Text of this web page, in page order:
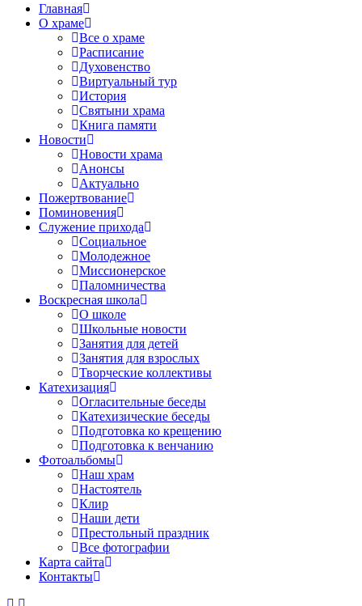
Главная
О храме
Все о храме
Расписание
Духовенство
Виртуальный тур
История
Святыни храма
Книга памяти
Новости
Новости храма
Анонсы
Актуально
Пожертвование
Поминовения
Служение прихода
Социальное
Молодежное
Миссионерское
Паломничества
Воскресная школа
О школе
Школьные новости
Занятия для детей
Занятия для взрослых
Творческие коллективы
Катехизация
Огласительные беседы
Катехизические беседы
Подготовка ко крещению
Подготовка к венчанию
Фотоальбомы
Наш храм
Настоятель
Клир
Наши дети
Престольный праздник
Все фотографии
Карта сайта
Контакты